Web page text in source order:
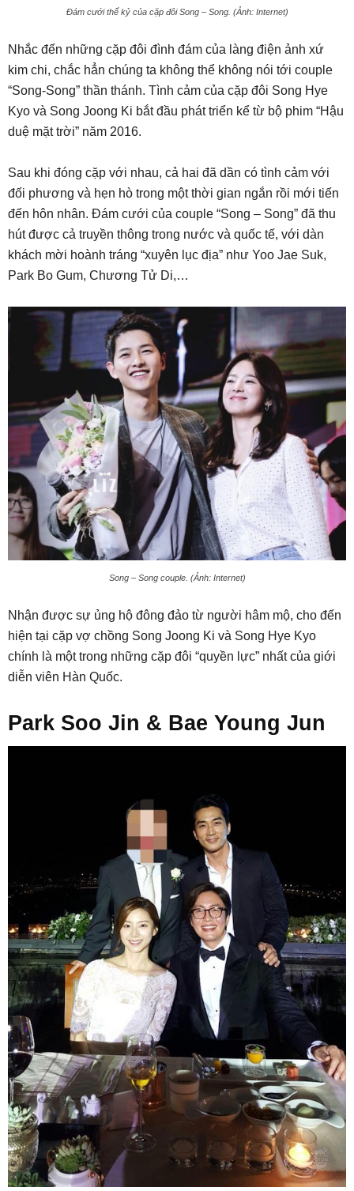
Đám cưới thế kỷ của cặp đôi Song – Song. (Ảnh: Internet)
Nhắc đến những cặp đôi đình đám của làng điện ảnh xứ
kim chi, chắc hẳn chúng ta không thể không nói tới couple
“Song-Song” thần thánh. Tình cảm của cặp đôi Song Hye
Kyo và Song Joong Ki bắt đầu phát triển kể từ bộ phim “Hậu
duệ mặt trời” năm 2016.
Sau khi đóng cặp với nhau, cả hai đã dần có tình cảm với
đối phương và hẹn hò trong một thời gian ngắn rồi mới tiến
đến hôn nhân. Đám cưới của couple “Song – Song” đã thu
hút được cả truyền thông trong nước và quốc tế, với dàn
khách mời hoành tráng “xuyên lục địa” như Yoo Jae Suk,
Park Bo Gum, Chương Tử Di,…
Song – Song couple. (Ảnh: Internet)
Nhận được sự ủng hộ đông đảo từ người hâm mộ, cho đến
hiện tại cặp vợ chồng Song Joong Ki và Song Hye Kyo
chính là một trong những cặp đôi “quyền lực” nhất của giới
diễn viên Hàn Quốc.
Park Soo Jin & Bae Young Jun